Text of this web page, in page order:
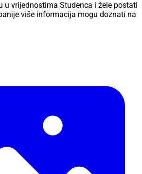
u vrijednostima Studenca i žele postati
više informacija mogu doznati na